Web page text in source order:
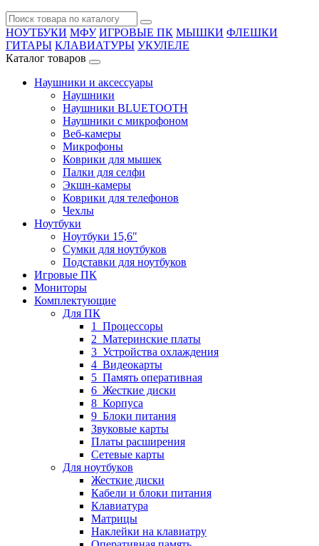
НОУТБУКИ МФУ ИГРОВЫЕ ПК МЫШКИ ФЛЕШКИ
ГИТАРЫ КЛАВИАТУРЫ УКУЛЕЛЕ
Каталог товаров
Наушники и аксессуары
Наушники
Наушники BLUETOOTH
Наушники с микрофоном
Веб-камеры
Микрофоны
Коврики для мышек
Палки для селфи
Экшн-камеры
Коврики для телефонов
Чехлы
Ноутбуки
Ноутбуки 15,6"
Сумки для ноутбуков
Подставки для ноутбуков
Игровые ПК
Мониторы
Комплектующие
Для ПК
1_Процессоры
2_Материнские платы
3_Устройства охлаждения
4_Видеокарты
5_Память оперативная
6_Жесткие диски
8_Корпуса
9_Блоки питания
Звуковые карты
Платы расширения
Сетевые карты
Для ноутбуков
Жесткие диски
Кабели и блоки питания
Клавиатура
Матрицы
Наклейки на клавиатру